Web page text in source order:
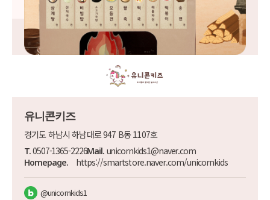
유니콘키즈
경기도 하남시 하남대로 947 B동 1107호
T.0507-1365-2226Mail. unicornkids1@naver.com
Homepage. https://smartstore.naver.com/unicornkids
@unicornkids1